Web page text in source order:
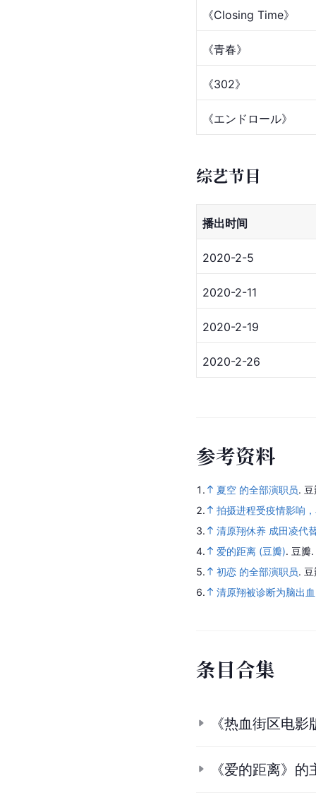
《Closing Time》
《青春》
《302》
《エンドロール》
综艺节目
播出时间
2020-2-5
2020-2-11
2020-2-19
2020-2-26
参考资料
1. 夏空 的全部演职员.
2.
拍摄进程受疫情影响
3.
清原翔休养 成田凌代
4.
爱的距离 (豆瓣). 豆瓣.
5.
初恋 的全部演职员.
6.
清原翔被诊断为脑出
条目合集
《热血街区电
《爱的距离》的